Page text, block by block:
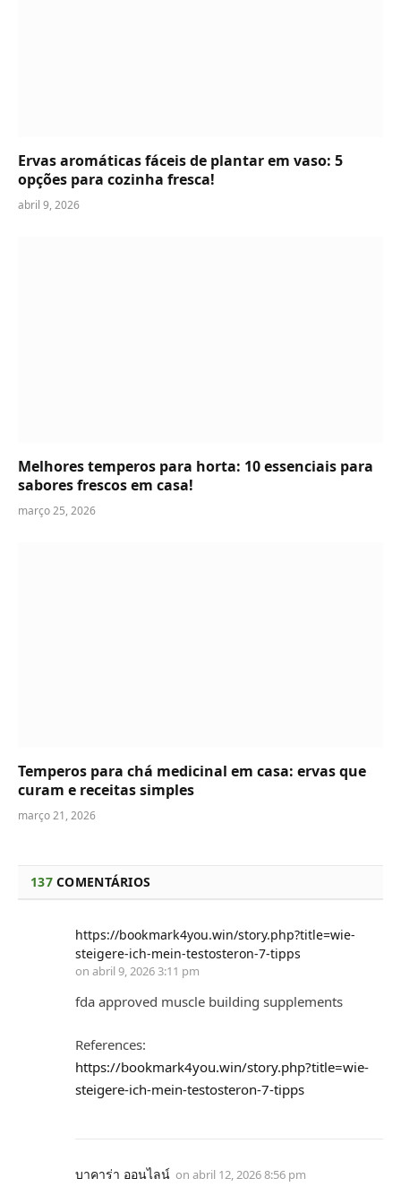
Ervas aromáticas fáceis de plantar em vaso: 5
opções para cozinha fresca!
abril 9, 2026
Melhores temperos para horta: 10 essenciais para
sabores frescos em casa!
março 25, 2026
Temperos para chá medicinal em casa: ervas que
curam e receitas simples
março 21, 2026
137COMENTÁRIOS
https://bookmark4you.win/story.php?title=wie-
steigere-ich-mein-testosteron-7-tipps
on abril 9, 2026 3:11 pm
fda approved muscle building supplements
References:
https://bookmark4you.win/story.php?title=wie-
steigere-ich-mein-testosteron-7-tipps
บาคาร่า ออนไลน์ on abril 12, 2026 8:56 pm